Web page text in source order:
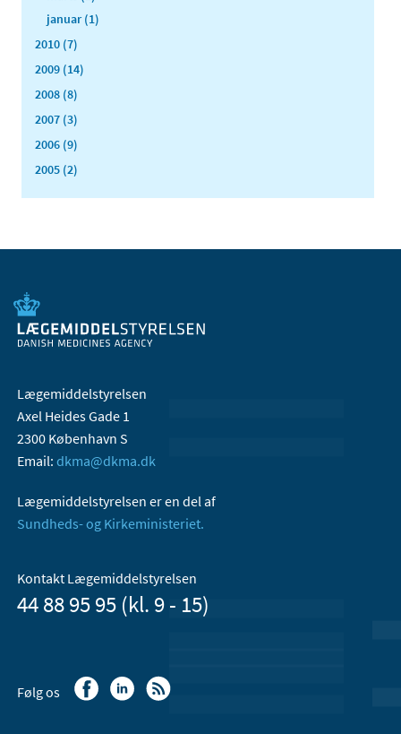
januar (1)
2010 (7)
2009 (14)
2008 (8)
2007 (3)
2006 (9)
2005 (2)
Lægemiddelstyrelsen
Axel Heides Gade 1
2300 København S
Email: dkma@dkma.dk
Lægemiddelstyrelsen er en del af
Sundheds- og Kirkeministeriet.
Kontakt Lægemiddelstyrelsen
44 88 95 95 (kl. 9 - 15)
Følg os